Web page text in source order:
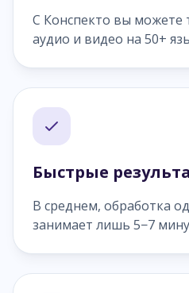
С Конспекто вы можете
аудио и видео на 50+
Быстрые
В среднем, обработка
занимает лишь 5−7